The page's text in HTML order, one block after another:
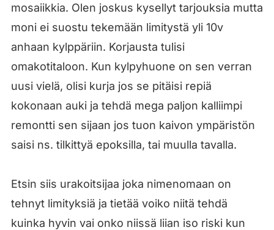
mosaiikkia. Olen joskus kysellyt tarjouksia mutta
moni ei suostu tekemään limitystä yli 10v
anhaan kylppäriin. Korjausta tulisi
omakotitaloon. Kun kylpyhuone on sen verran
uusi vielä, olisi kurja jos se pitäisi repiä
kokonaan auki ja tehdä mega paljon kalliimpi
remontti sen sijaan jos tuon kaivon ympäristön
saisi ns. tilkittyä epoksilla, tai muulla tavalla.
Etsin siis urakoitsijaa joka nimenomaan on
tehnyt limityksiä ja tietää voiko niitä tehdä
kuinka hyvin vai onko niissä liian iso riski kun